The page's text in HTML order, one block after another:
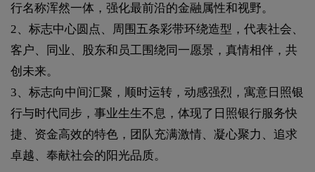
行名称浑然一体，强化最前沿的金融属性和视野。
2、标志中心圆点、周围五条彩带环绕造型，代表社会、
客户、同业、股东和员工围绕同一愿景，真情相伴，共
创未来。
3、标志向中间汇聚，顺时运转，动感强烈，寓意日照银
行与时代同步，事业生生不息，体现了日照银行服务快
捷、资金高效的特色，团队充满激情、凝心聚力、追求
卓越、奉献社会的阳光品质。